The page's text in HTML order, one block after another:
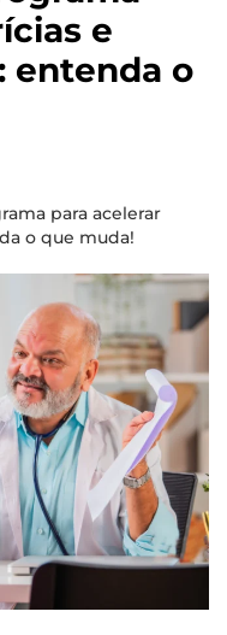
e
entenda o
para acelerar
o que muda!